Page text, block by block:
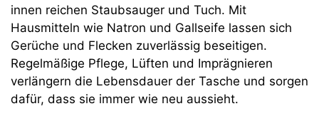
innen reichen Staubsauger und Tuch. Mit
Hausmitteln wie Natron und Gallseife lassen sich
Gerüche und Flecken zuverlässig beseitigen.
Regelmäßige Pflege, Lüften und Imprägnieren
verlängern die Lebensdauer der Tasche und sorgen
dafür, dass sie immer wie neu aussieht.